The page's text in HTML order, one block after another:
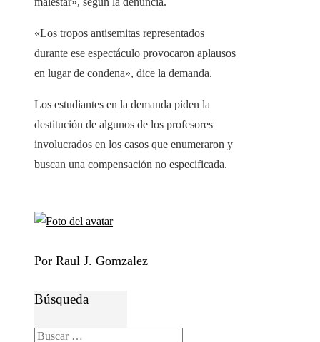
«Los tropos antisemitas representados
durante ese espectáculo provocaron aplausos
en lugar de condena», dice la demanda.
Los estudiantes en la demanda piden la
destitución de algunos de los profesores
involucrados en los casos que enumeraron y
buscan una compensación no especificada.
Por Raul J. Gomzalez
Búsqueda
Buscar: